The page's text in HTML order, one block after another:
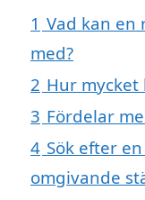
1 Vad kan en
med?
2 Hur mycket
3 Fördelar
4 Sök efter
omgivande